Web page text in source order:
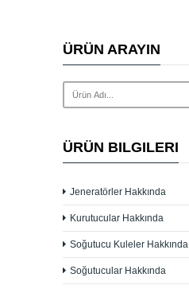
ÜRÜN ARAYIN
ÜRÜN BILGILERI
Jeneratörler Hakkında
Kurutucular Hakkında
Soğutucu Kuleler Hakkında
Soğutucular Hakkında